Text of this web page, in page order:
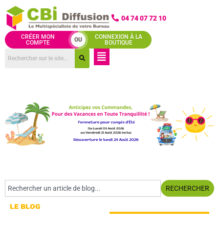
Aller
au
contenu
04 74 07 72 10
CRÉER MON
COMPTE
OU
CONNEXION À LA
BOUTIQUE
Menu
LE BLOG
Rechercher RECHERCHER